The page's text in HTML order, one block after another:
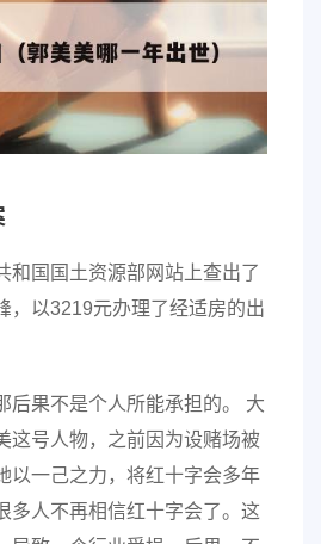
和国国土资源部网站上查出了
，以3219元办理了经适房的出
后果不是个人所能承担的。 大
这号人物，之前因为设赌场被
以一己之力，将红十字会多年
多人不再相信红十字会了。这